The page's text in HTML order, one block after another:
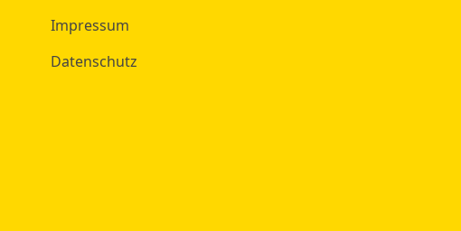
Impressum
Datenschutz